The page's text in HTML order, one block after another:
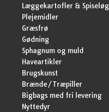
Læggekartofler & Spiseløg
Plejemidler
Græsfrø
Gødning
Sphagnum og muld
Haveartikler
Brugskunst
Brænde/Træpiller
Bigbags med fri levering
Nyttedyr